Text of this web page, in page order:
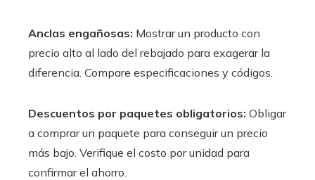
Anclas engañosas: Mostrar un producto con
precio alto al lado del rebajado para exagerar la
diferencia. Compare especificaciones y códigos.
Descuentos por paquetes obligatorios: Obligar
a comprar un paquete para conseguir un precio
más bajo. Verifique el costo por unidad para
confirmar el ahorro.